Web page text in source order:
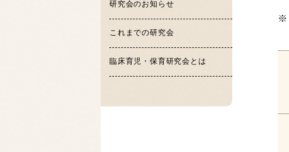
研究会のお知らせ
これまでの研究会
臨床育児・保育研究会とは